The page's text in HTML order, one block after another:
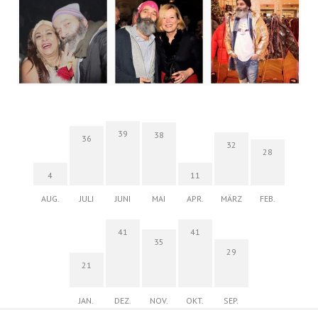
4
AUG.
36
JULI
39
JUNI
38
MAI
11
APR.
32
MÄRZ
28
FEB.
21
JAN.
41
DEZ.
35
NOV.
41
OKT.
29
SEP.